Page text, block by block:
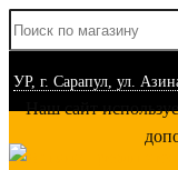
УР, г. Сарапул, ул.
Наш сайт